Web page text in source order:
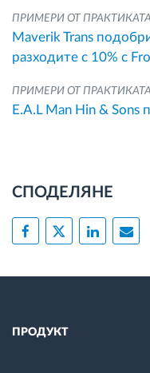
ПРИМЕРИ ОТ
Maverik Trans
разходите с 10% с
ПРИМЕРИ ОТ
E.A.L Man Hin & Sons
СПОДЕЛЯНЕ
ПРОДУКТ